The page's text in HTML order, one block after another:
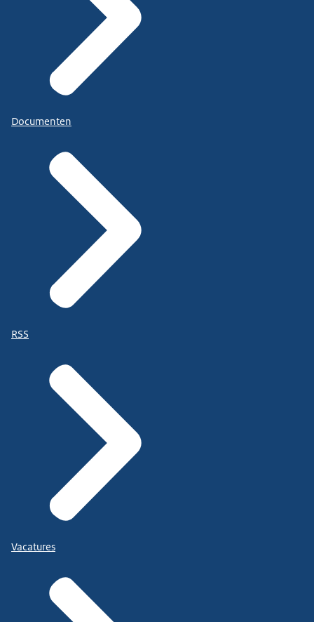
Documenten
RSS
Vacatures